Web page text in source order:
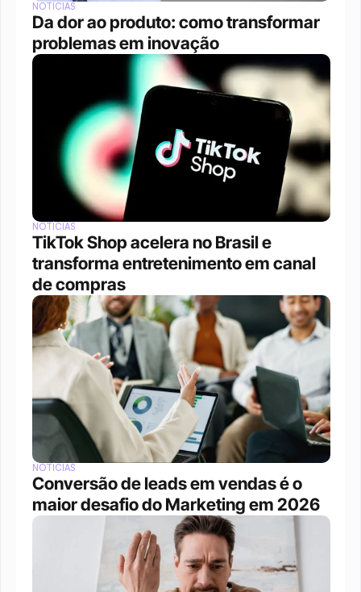
NOTÍCIAS
Da dor ao produto: como transformar
problemas em inovação
NOTÍCIAS
TikTok Shop acelera no Brasil e
transforma entretenimento em canal
de compras
NOTÍCIAS
Conversão de leads em vendas é o
maior desafio do Marketing em 2026